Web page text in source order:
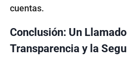
cuentas.
Conclusión: Un
Transparencia y la